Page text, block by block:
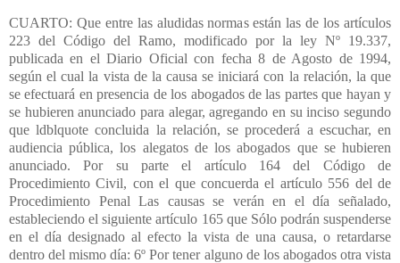
CUARTO: Que entre las aludidas normas están las de los artículos
223 del Código del Ramo, modificado por la ley Nº 19.337,
publicada en el Diario Oficial con fecha 8 de Agosto de 1994,
según el cual la vista de la causa se iniciará con la relación, la que
se efectuará en presencia de los abogados de las partes que hayan y
se hubieren anunciado para alegar, agregando en su inciso segundo
que ldblquote concluida la relación, se procederá a escuchar, en
audiencia pública, los alegatos de los abogados que se hubieren
anunciado. Por su parte el artículo 164 del Código de
Procedimiento Civil, con el que concuerda el artículo 556 del de
Procedimiento Penal Las causas se verán en el día señalado,
estableciendo el siguiente artículo 165 que Sólo podrán suspenderse
en el día designado al efecto la vista de una causa, o retardarse
dentro del mismo día: 6º Por tener alguno de los abogados otra vista